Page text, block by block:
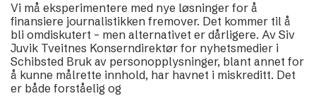
Vi må eksperimentere med nye løsninger for å
finansiere journalistikken fremover. Det kommer til å
bli omdiskutert – men alternativet er dårligere. Av Siv
Juvik Tveitnes Konserndirektør for nyhetsmedier i
Schibsted Bruk av personopplysninger, blant annet for
å kunne målrette innhold, har havnet i miskreditt. Det
er både forståelig og